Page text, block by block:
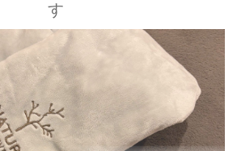
す